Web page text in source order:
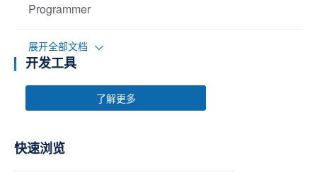
Programmer
展开全部文档
开发工具
了解更多
快速浏览